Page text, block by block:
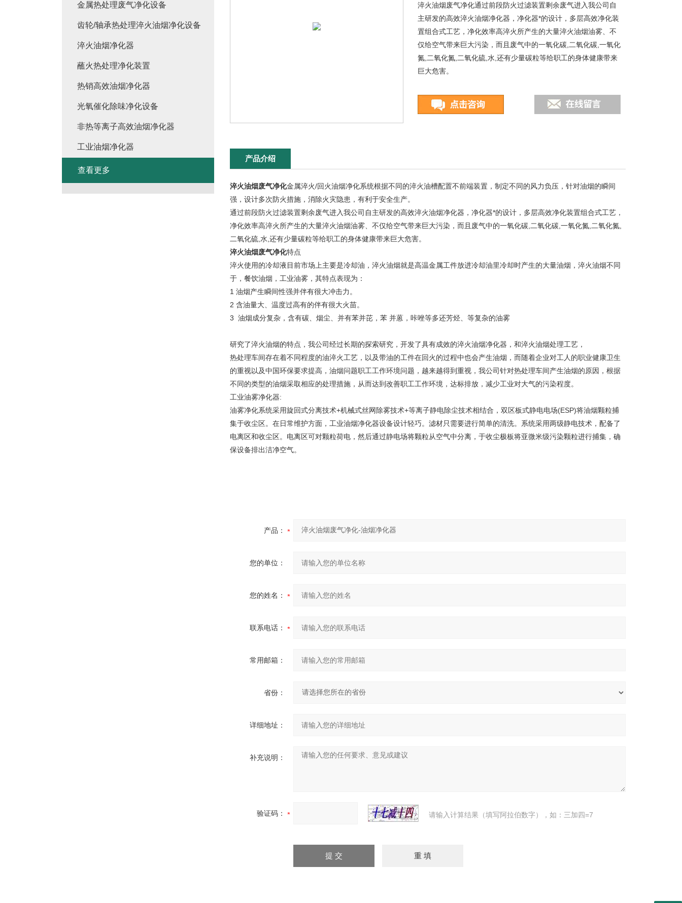
淬火油烟废气净化通过前段防火过滤装置剩余废气进入我公司自
主研发的高效淬火油烟净化器，净化器*的设计，多层高效净化装
置组合式工艺，净化效率高淬火所产生的大量淬火油烟油雾、不
仅给空气带来巨大污染，而且废气中的一氧化碳,二氧化碳,一氧化
氮,二氧化氮,二氧化硫,水,还有少量碳粒等给职工的身体健康带来
巨大危害。
产品介绍
淬火油烟废气净化金属淬火/回火油烟净化系统根据不同的淬火油槽配置不前端装置，制定不同的风力负压，针对油烟的瞬间
强，设计多次防火措施，消除火灾隐患，有利于安全生产。
通过前段防火过滤装置剩余废气进入我公司自主研发的高效淬火油烟净化器，净化器*的设计，多层高效净化装置组合式工艺，
净化效率高淬火所产生的大量淬火油烟油雾、不仅给空气带来巨大污染，而且废气中的一氧化碳,二氧化碳,一氧化氮,二氧化氮,
二氧化硫,水,还有少量碳粒等给职工的身体健康带来巨大危害。
淬火油烟废气净化特点
淬火使用的冷却液目前市场上主要是冷却油，淬火油烟就是高温金属工件放进冷却油里冷却时产生的大量油烟，淬火油烟不同
于，餐饮油烟，工业油雾，其特点表现为：
1 油烟产生瞬间性强并伴有很大冲击力。
2 含油量大、温度过高有的伴有很大火苗。
3 油烟成分复杂，含有碳、烟尘、并有苯并芘，苯 并蒽，咔唑等多还芳烃、等复杂的油雾
研究了淬火油烟的特点，我公司经过长期的探索研究，开发了具有成效的淬火油烟净化器，和淬火油烟处理工艺，
热处理车间存在着不同程度的油淬火工艺，以及带油的工件在回火的过程中也会产生油烟，而随着企业对工人的职业健康卫生
的重视以及中国环保要求提高，油烟问题职工工作环境问题，越来越得到重视，我公司针对热处理车间产生油烟的原因，根据
不同的类型的油烟采取相应的处理措施，从而达到改善职工工作环境，达标排放，减少工业对大气的污染程度。
工业油雾净化器:
油雾净化系统采用旋回式分离技术+机械式丝网除雾技术+等离子静电除尘技术相结合，双区板式静电电场(ESP)将油烟颗粒捕
集于收尘区。在日常维护方面，工业油烟净化器设备设计轻巧。滤材只需要进行简单的清洗。系统采用两级静电技术，配备了
电离区和收尘区。电离区可对颗粒荷电，然后通过静电场将颗粒从空气中分离，于收尘极板将亚微米级污染颗粒进行捕集，确
保设备排出洁净空气。
产品：
您的单位：
您的姓名：
联系电话：
常用邮箱：
省份：
详细地址：
补充说明：
验证码： 请输入计算结果（填写阿拉伯数字），如：三加四=7
金属热处理废气净化设备
齿轮/轴承热处理淬火油烟净化设备
淬火油烟净化器
蘸火热处理净化装置
热销高效油烟净化器
光氧催化除味净化设备
非热等离子高效油烟净化器
工业油烟净化器
查看更多